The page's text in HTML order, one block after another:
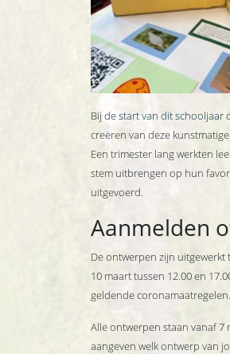
Bij de start van dit schooljaar
creëren van deze
Een trimester lang werkten
stem uitbrengen op hun
uitgevoerd.
Aanmelden
De ontwerpen zijn
10 maart tussen 12.00 en
geldende coronamaatregelen.
Alle ontwerpen staan vanaf 7
aangeven welk ontwerp van